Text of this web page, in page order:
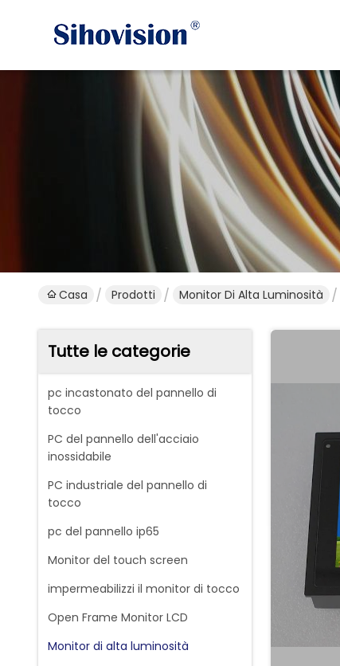
Casa Prodotti Monitor Di Alta Luminosità
Tutte le categorie
pc incastonato del pannello di
tocco
PC del pannello dell'acciaio
inossidabile
PC industriale del pannello di
tocco
pc del pannello ip65
Monitor del touch screen
impermeabilizzi il monitor di tocco
Open Frame Monitor LCD
Monitor di alta luminosità